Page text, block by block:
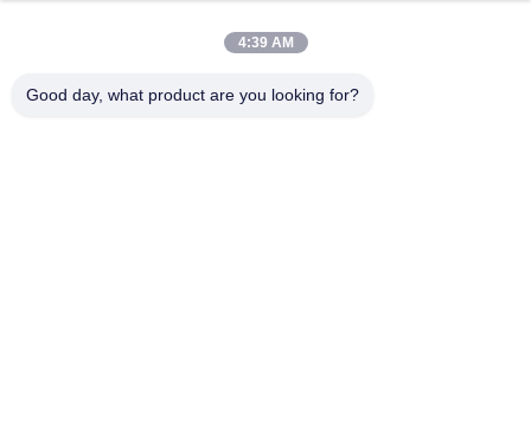
4:39 AM
Good day, what product are you looking for?